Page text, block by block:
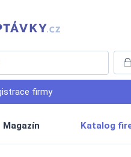
firmy
Magazín Katalog